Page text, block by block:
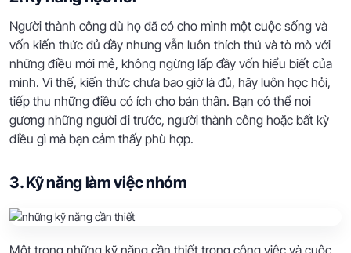
Người thành công dù họ đã có cho mình một cuộc sống và
vốn kiến thức đủ đầy nhưng vẫn luôn thích thú và tò mò với
những điều mới mẻ, không ngừng lấp đầy vốn hiểu biết của
mình. Vì thế, kiến thức chưa bao giờ là đủ, hãy luôn học hỏi,
tiếp thu những điều có ích cho bản thân. Bạn có thể noi
gương những người đi trước, người thành công hoặc bất kỳ
điều gì mà bạn cảm thấy phù hợp.
3. Kỹ năng làm việc nhóm